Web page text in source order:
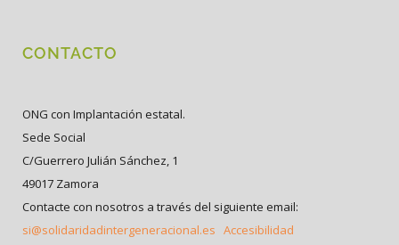
CONTACTO
ONG con Implantación estatal.
Sede Social
C/Guerrero Julián Sánchez, 1
49017 Zamora
Contacte con nosotros a través del siguiente email:
si@solidaridadintergeneracional.es Accesibilidad